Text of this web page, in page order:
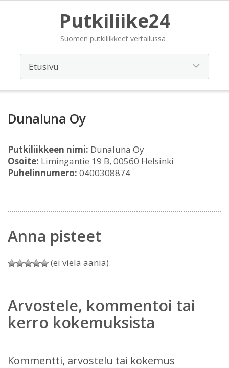
Putkiliike24
Suomen putkiliikkeet vertailussa
Dunaluna Oy
Putkiliikkeen nimi: Dunaluna Oy
Osoite: Limingantie 19 B, 00560 Helsinki
Puhelinnumero: 0400308874
Anna pisteet
(ei vielä ääniä)
Arvostele, kommentoi tai
kerro kokemuksista
Kommentti, arvostelu tai kokemus